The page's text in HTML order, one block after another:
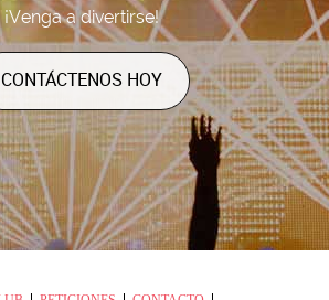
¡Venga a divertirse!
CONTÁCTENOS HOY